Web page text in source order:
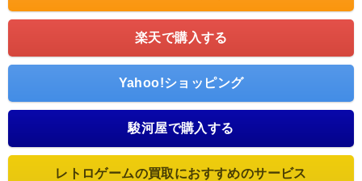
楽天で購入する
Yahoo!ショッピング
駿河屋で購入する
レトロゲームの買取におすすめのサービス